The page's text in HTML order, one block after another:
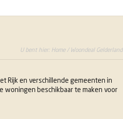
U bent hier: Home/ Woondeal Gelderland
Rijk en verschillende gemeenten in
woningen beschikbaar te maken voor